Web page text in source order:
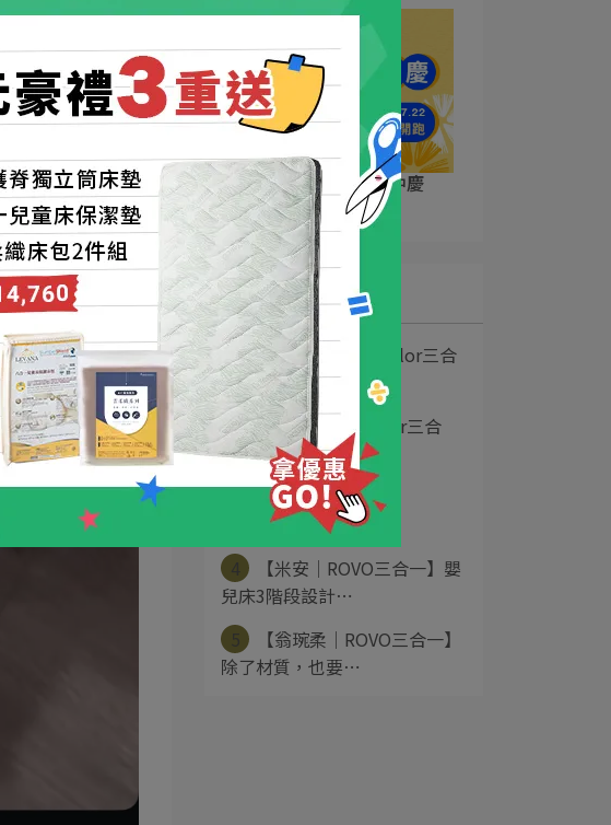
07/08-07/22｜夏祭年中慶
2026-07-08
最新文章
1 【劉雨柔│Minicolor三合
一】幫小⋯
2 【唐葳│MiniColor三合
一】這張床⋯
3 【蔡詩蕓/王陽明
│MiniColor三合⋯
【米安│ROVO三合一】嬰
兒床3階段設計⋯
【翁琬柔│ROVO三合一】
除了材質，也要⋯